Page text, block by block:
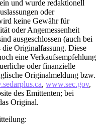
und wurde redaktionell
oder
keine Gewähr für
oder Angemessenheit
ausgeschlossen (auch bei
die Originalfassung. Diese
eine Verkaufsempfehlung
oder finanzielle
Originalmeldung bzw.
, www.sec.gov,
des Emittenten; bei
Original.